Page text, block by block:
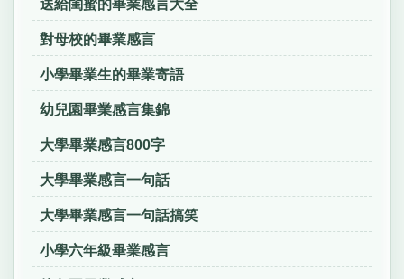
送給閨蜜的畢業感言大全
對母校的畢業感言
小學畢業生的畢業寄語
幼兒園畢業感言集錦
大學畢業感言800字
大學畢業感言一句話
大學畢業感言一句話搞笑
小學六年級畢業感言